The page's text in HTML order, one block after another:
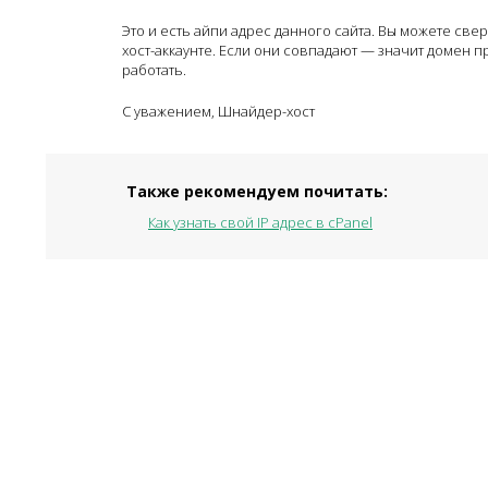
Это и есть айпи адрес данного сайта. Вы можете
хост-аккаунте. Если они совпадают — значит домен
работать.
С уважением, Шнайдер-хост
Также рекомендуем почитать:
Как узнать свой IP адрес в cPanel